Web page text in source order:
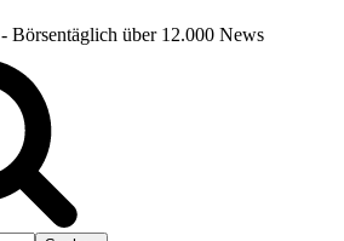
- Börsentäglich über 12.000 News